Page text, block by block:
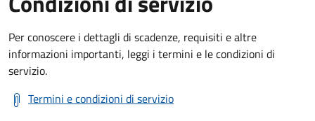
Per conoscere i dettagli di scadenze, requisiti e altre
informazioni importanti, leggi i termini e le condizioni di
servizio.
Termini e condizioni di servizio